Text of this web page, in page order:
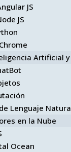
JS
JS
Artificial
Lenguaje
en la Nube
Ocean